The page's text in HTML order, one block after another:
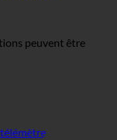
peuvent être